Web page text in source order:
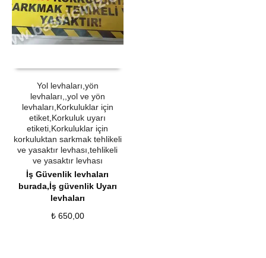
Yol levhaları,yön
levhaları,,yol ve yön
levhaları,Korkuluklar için
etiket,Korkuluk uyarı
etiketi,Korkuluklar için
korkuluktan sarkmak tehlikeli
ve yasaktır levhası,tehlikeli
ve yasaktır levhası
İş Güvenlik levhaları
burada,İş güvenlik Uyarı
levhaları
₺650,00